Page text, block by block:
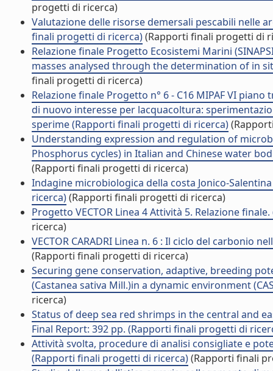
progetti di ricerca)
Valutazione delle risorse demersali pescabili nelle
finali progetti di ricerca)(Rapporti finali progetti di
Relazione finale Progetto Ecosistemi Marini
masses analysed through the determination of in
finali progetti di ricerca)
Relazione finale Progetto n° 6 - C16 MIPAF VI
di nuovo interesse per lacquacoltura:
sperime (Rapporti finali progetti di ricerca)
Understanding expression and regulation of
Phosphorus cycles) in Italian and Chinese water
(Rapporti finali progetti di ricerca)
Indagine microbiologica della costa Jonico-
ricerca)(Rapporti finali progetti di ricerca)
Progetto VECTOR Linea 4 Attività 5. Relazione
ricerca)
VECTOR CARADRI Linea n. 6 : Il ciclo del
(Rapporti finali progetti di ricerca)
Securing gene conservation, adaptive, breeding
(Castanea sativa Mill.)in a dynamic environment
ricerca)
Status of deep sea red shrimps in the central and
Final Report: 392 pp. (Rapporti finali progetti di
Attività svolta, procedure di analisi consigliate e
(Rapporti finali progetti di ricerca)(Rapporti finali